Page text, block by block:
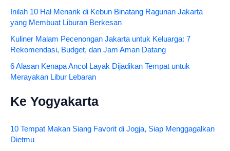
Inilah 10 Hal Menarik di Kebun Binatang Ragunan Jakarta
yang Membuat Liburan Berkesan
Kuliner Malam Pecenongan Jakarta untuk Keluarga: 7
Rekomendasi, Budget, dan Jam Aman Datang
6 Alasan Kenapa Ancol Layak Dijadikan Tempat untuk
Merayakan Libur Lebaran
Ke Yogyakarta
10 Tempat Makan Siang Favorit di Jogja, Siap Menggagalkan
Dietmu